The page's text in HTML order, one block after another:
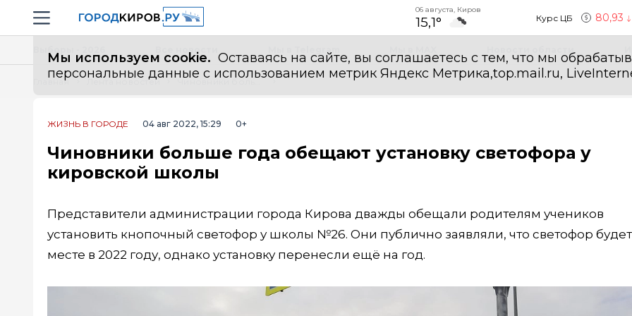
Навигация сайта
06 августа, Киров
15,1° Курс ЦБ 80,93
Мы используем cookie. Оставаясь на сайте, вы соглашаетесь с тем, что мы
персональные данные с использованием метрик Яндекс Метрика,top.mail.ru,
Все новости
Главная Лента новостей
ЖИЗНЬ В ГОРОДЕ 04 авг 2022, 15:29 0+
Чиновники больше года обещают установку светофора у
кировской школы
Представители администрации города Кирова дважды обещали родителям учеников
установить кнопочный светофор у школы №26. Они публично заявляли, что светофор
месте в 2022 году, однако установку перенесли ещё на год.